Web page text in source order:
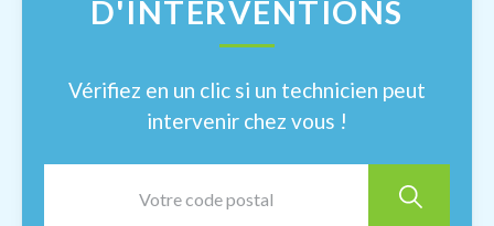
D'INTERVENTIONS
Vérifiez en un clic si un technicien peut
intervenir chez vous !